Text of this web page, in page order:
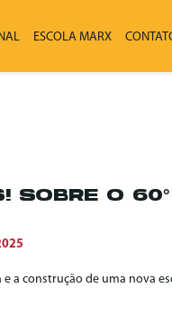
ESCOLA MARX
SOBRE O
e a construção de uma nova